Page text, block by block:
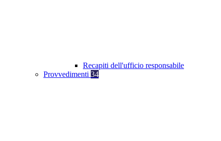
Recapiti dell'ufficio responsabile
Provvedimenti 34